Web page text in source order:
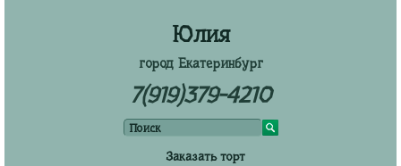
Юлия
город Екатеринбург
7(919)379-4210
Заказать торт